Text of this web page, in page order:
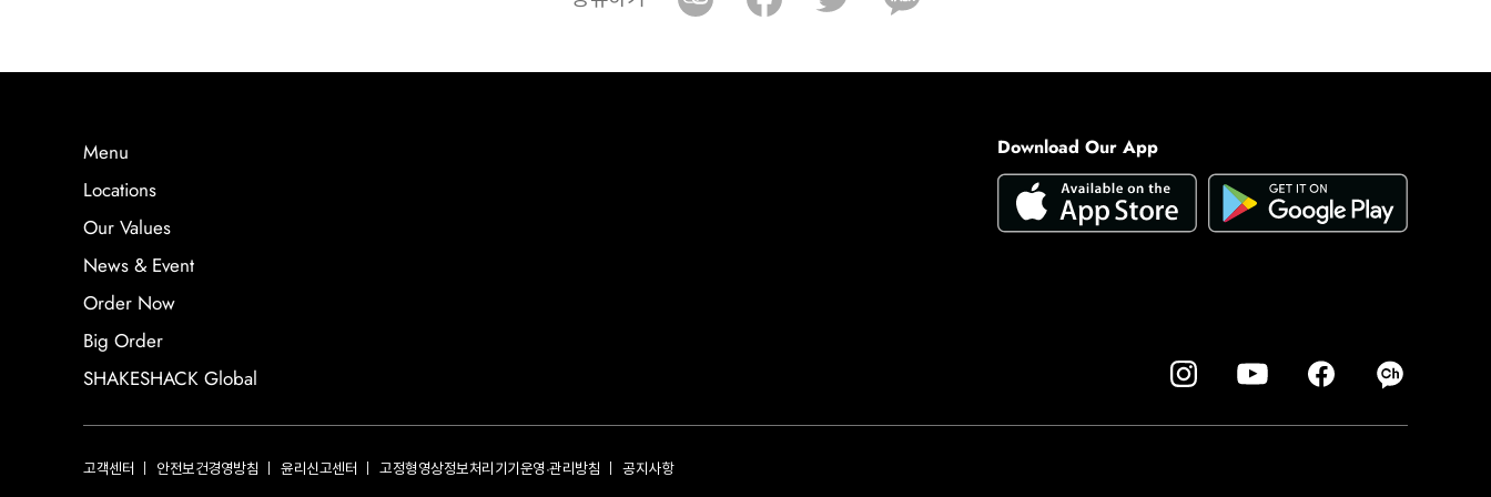
Menu
Locations
Our Values
News & Event
Order Now
Big Order
SHAKESHACK Global
Download Our App
고객센터 안전보건경영방침 윤리신고센터 고정형영상정보처리기기운영·관리방침 공지사항